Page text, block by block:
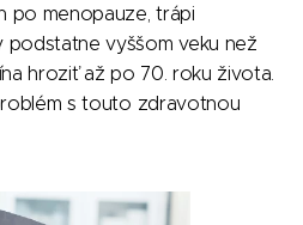
po menopauze, trápi
vyššom veku než
hroziť až po 70. roku života.
s touto zdravotnou